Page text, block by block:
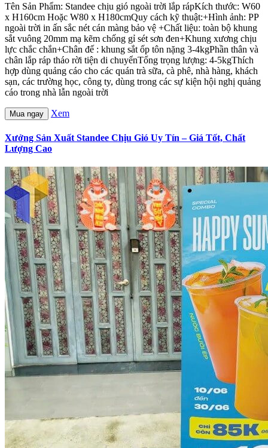
Tên Sản Phẩm: Standee chịu gió ngoài trời lắp rápKích thước: W60
x H160cm Hoặc W80 x H180cmQuy cách kỹ thuật:+Hình ảnh: PP
ngoài trời in ấn sắc nét cán màng bảo vệ +Chất liệu: toàn bộ khung
sắt vuông 20mm mạ kẽm chống gỉ sét sơn đen+Khung xương chịu
lực chắc chắn+Chân đế : khung sắt ốp tôn nặng 3-4kgPhần thân và
chân lắp ráp tháo rời tiện di chuyểnTổng trọng lượng: 4-5kgThích
hợp dùng quảng cáo cho các quán trà sữa, cà phê, nhà hàng, khách
sạn, các trường học, công ty, dùng trong các sự kiện hội nghị quảng
cáo trong nhà lẫn ngoài trời
Mua ngay Xem
Xưởng Sản Xuất Standee Chịu Gió Uy Tín – Giá Tốt, Chất
Lượng Cao